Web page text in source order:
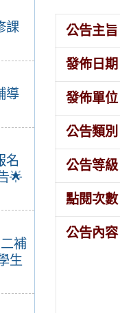
課
導
名
🌟
補
生
公告主旨
發佈日期
發佈單位
公告類別
公告等級
點閱次數
公告內容